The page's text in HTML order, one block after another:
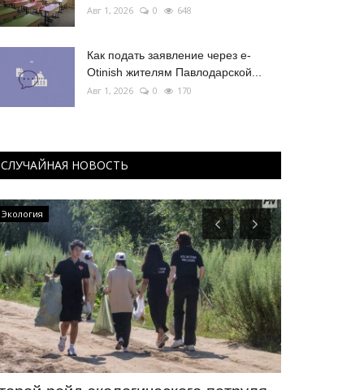
Авг 1, 2026 0 648
Как подать заявление через e-
Otinish жителям Павлодарской...
Авг 1, 2026 0 170
СЛУЧАЙНАЯ НОВОСТЬ
Экология